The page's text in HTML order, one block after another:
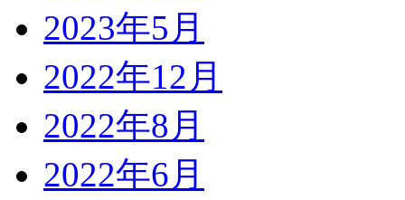
2023年5月
2022年12月
2022年8月
2022年6月